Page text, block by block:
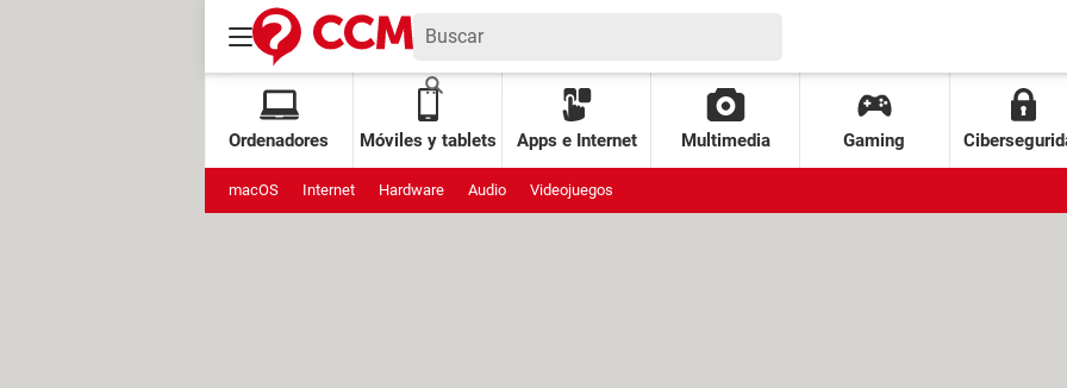
Ordenadores Móviles y tablets Apps e Internet Multimedia Gaming
macOS Internet Hardware Audio Videojuegos